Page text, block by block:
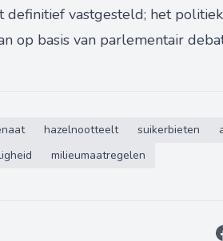
vastgesteld; het
op basis van parlementair
hazelnootteelt suikerbieten
milieumaatregelen